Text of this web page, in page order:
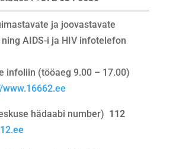
ja joovastavate
AIDS-i ja HIV infotelefon
infoliin (tööaeg 9.00 – 17.00)
www.16662.ee
hädaabi number) 112